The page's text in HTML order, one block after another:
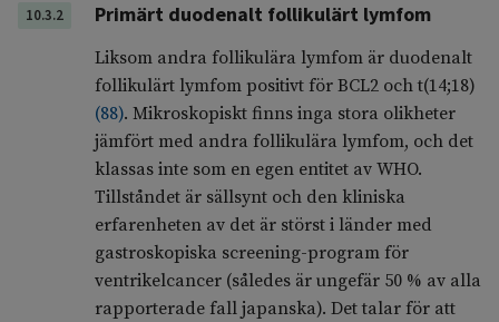
10.3.2 Primärt duodenalt follikulärt lymfom
Liksom andra follikulära lymfom är duodenalt
follikulärt lymfom positivt för BCL2 och t(14;18)
(88). Mikroskopiskt finns inga stora olikheter
jämfört med andra follikulära lymfom, och det
klassas inte som en egen entitet av WHO.
Tillståndet är sällsynt och den kliniska
erfarenheten av det är störst i länder med
gastroskopiska screening-program för
ventrikelcancer (således är ungefär 50 % av alla
rapporterade fall japanska). Det talar för att